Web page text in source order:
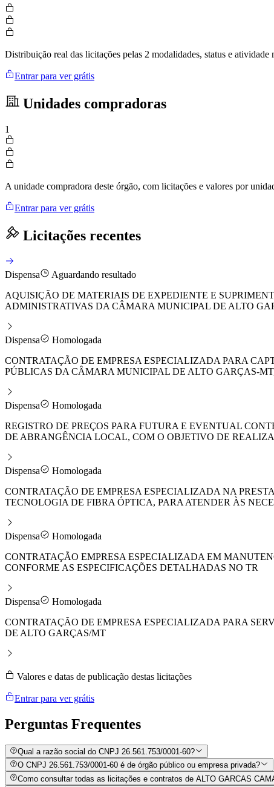
Distribuição real das licitações pelas 2 modalidades, status e
Entrar para ver grátis
Unidades compradoras
1
A unidade compradora deste órgão, com licitações e valores por
Entrar para ver grátis
Licitações recentes
Dispensa
Aguardando resultado
AQUISIÇÃO DE MATERIAIS DE EXPEDIENTE E
ADMINISTRATIVAS DA CÂMARA MUNICIPAL DE ALTO
Dispensa
Homologada
CONTRATAÇÃO DE EMPRESA ESPECIALIZADA PARA
PÚBLICAS DA CÂMARA MUNICIPAL DE ALTO GARÇAS-
Dispensa
Homologada
REGISTRO DE PREÇOS PARA FUTURA E EVENTUAL
DE ABRANGÊNCIA LOCAL, COM O OBJETIVO DE
Dispensa
Homologada
CONTRATAÇÃO DE EMPRESA ESPECIALIZADA NA
TECNOLOGIA DE FIBRA ÓPTICA, PARA ATENDER ÀS
Dispensa
Homologada
CONTRATAÇÃO EMPRESA ESPECIALIZADA EM
CONFORME AS ESPECIFICAÇÕES DETALHADAS NO TR
Dispensa
Homologada
CONTRATAÇÃO DE EMPRESA ESPECIALIZADA PARA
DE ALTO GARÇAS/MT
Valores e datas de publicação destas licitações
Entrar para ver grátis
Perguntas Frequentes
Qual a razão social do CNPJ 26.561.753/0001-60?
O CNPJ 26.561.753/0001-60 é de órgão público ou empresa privada?
Como consultar todas as licitações e contratos de ALTO GARCAS